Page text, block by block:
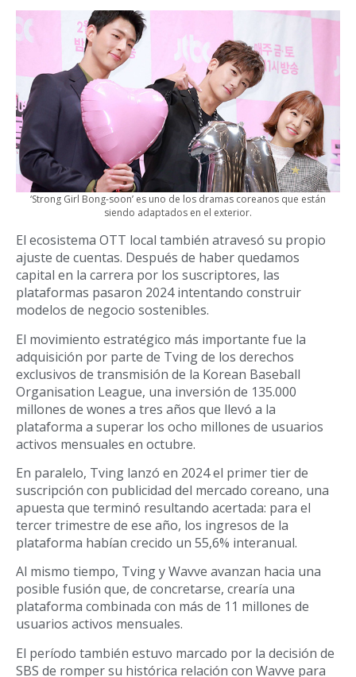
‘Strong Girl Bong-soon’ es uno de los dramas coreanos que están
siendo adaptados en el exterior.
El ecosistema OTT local también atravesó su propio
ajuste de cuentas. Después de haber quedamos
capital en la carrera por los suscriptores, las
plataformas pasaron 2024 intentando construir
modelos de negocio sostenibles.
El movimiento estratégico más importante fue la
adquisición por parte de Tving de los derechos
exclusivos de transmisión de la Korean Baseball
Organisation League, una inversión de 135.000
millones de wones a tres años que llevó a la
plataforma a superar los ocho millones de usuarios
activos mensuales en octubre.
En paralelo, Tving lanzó en 2024 el primer tier de
suscripción con publicidad del mercado coreano, una
apuesta que terminó resultando acertada: para el
tercer trimestre de ese año, los ingresos de la
plataforma habían crecido un 55,6% interanual.
Al mismo tiempo, Tving y Wavve avanzan hacia una
posible fusión que, de concretarse, crearía una
plataforma combinada con más de 11 millones de
usuarios activos mensuales.
El período también estuvo marcado por la decisión de
SBS de romper su histórica relación con Wavve para